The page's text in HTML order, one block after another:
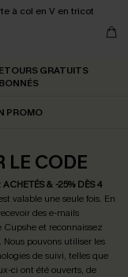
à col en V en tricot
GRATUITS
PROMO
LE CODE
ACHETÉS & -25% DÈS 4
valable une seule fois. En
des e-mails
et reconnaissez
. Nous pouvons utiliser les
de suivi, telles que
ci ont été ouverts, de